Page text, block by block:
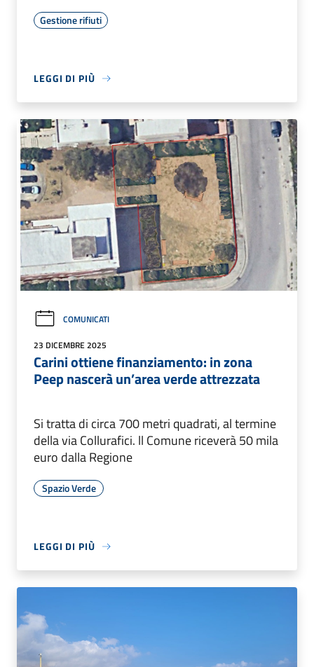
Gestione rifiuti
LEGGI DI PIÙ
COMUNICATI
23 DICEMBRE 2025
Carini ottiene finanziamento: in zona
Peep nascerà un’area verde attrezzata
Si tratta di circa 700 metri quadrati, al termine
della via Collurafici. ll Comune riceverà 50 mila
euro dalla Regione
Spazio Verde
LEGGI DI PIÙ